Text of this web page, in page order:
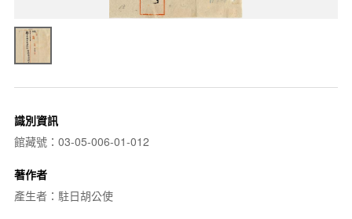
識別資訊
館藏號：03-05-006-01-012
著作者
產生者：駐日胡公使